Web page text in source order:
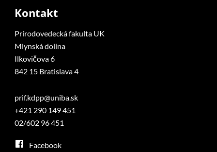
Kontakt
Prírodovedecká fakulta UK
Mlynská dolina
Ilkovičova 6
842 15 Bratislava 4
prif.kdpp@uniba.sk
+421 290 149 451
02/602 96 451
Facebook